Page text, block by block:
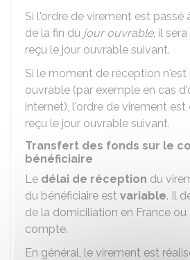
Si l'ordre de virement est passé
de la fin du jour ouvrable, il
reçu le jour ouvrable suivant.
Si le moment de réception n'est
ouvrable (par exemple en cas
internet), l'ordre de virement
reçu le jour ouvrable suivant.
Transfert des fonds sur le
bénéficiaire
Le délai de réception du
du bénéficiaire est variable. Il
de la domiciliation en France
compte.
En général, le virement est